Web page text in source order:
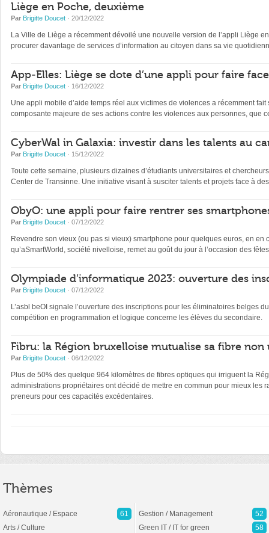
Liège en Poche, deuxième
Par Brigitte Doucet · 20/12/2022
La Ville de Liège a récemment dévoilé une nouvelle version de l’appli Liège
procurer davantage de services d’information au citoyen dans sa vie
App-Elles: Liège se dote d’une appli pour faire
Par Brigitte Doucet · 16/12/2022
Une appli mobile d’aide temps réel aux victimes de violences a récemment
composante majeure de ses actions contre les violences aux personnes, que
CyberWal in Galaxia: investir dans les talents au
Par Brigitte Doucet · 15/12/2022
Toute cette semaine, plusieurs dizaines d’étudiants universitaires et
Center de Transinne. Une initiative visant à susciter talents et projets face à
ObyO: une appli pour faire rentrer ses
Par Brigitte Doucet · 07/12/2022
Revendre son vieux (ou pas si vieux) smartphone pour quelques euros, en
qu’aSmartWorld, société nivelloise, remet au goût du jour à l’occasion des
Olympiade d’informatique 2023: ouverture des
Par Brigitte Doucet · 07/12/2022
L’asbl beOI signale l’ouverture des inscriptions pour les éliminatoires belges
compétition en programmation et logique concerne les élèves du secondaire.
Fibru: la Région bruxelloise mutualise sa fibre non
Par Brigitte Doucet · 06/12/2022
Plus de 50% des quelque 964 kilomètres de fibres optiques qui irriguent la
administrations propriétaires ont décidé de mettre en commun pour mieux les
preneurs pour ces capacités excédentaires.
Thèmes
Aéronautique / Espace
61
Arts / Culture
Gestion / Management
52
Green IT / IT for green
58